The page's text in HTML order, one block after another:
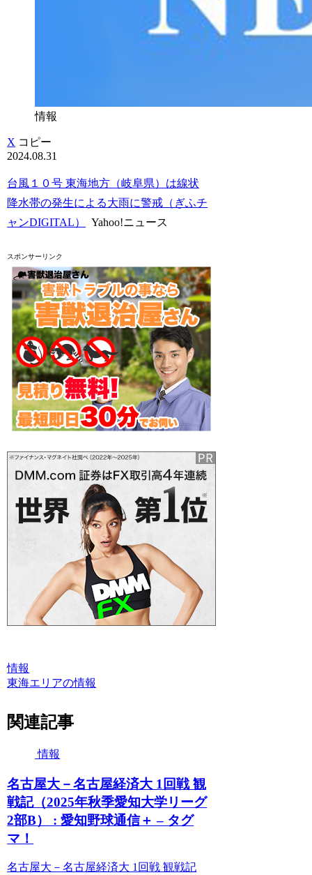
情報
X コピー
2024.08.31
台風１０号 東海地方（岐阜県）は線状
降水帯の発生による大雨に警戒（ぎふチ
ャンDIGITAL）
Yahoo!ニュース
スポンサーリンク
情報
東海エリアの情報
関連記事
情報
名古屋大－名古屋経済大 1回戦 観
戦記（2025年秋季愛知大学リーグ
2部B） : 愛知野球通信＋ – タグ
マ！
名古屋大－名古屋経済大 1回戦 観戦記